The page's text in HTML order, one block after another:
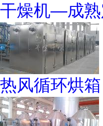
干燥机—成熟
热风循环烘箱